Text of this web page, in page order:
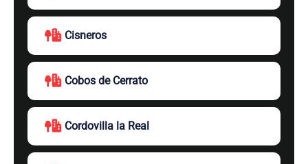
Cisneros
Cobos de Cerrato
Cordovilla la Real